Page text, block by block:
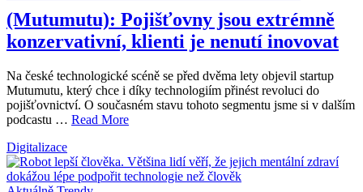
(Mutumutu): Pojišťovny jsou extrémně
konzervativní, klienti je nenutí inovovat
Na české technologické scéně se před dvěma lety objevil startup
Mutumutu, který chce i díky technologiím přinést revoluci do
pojišťovnictví. O současném stavu tohoto segmentu jsme si v dalším
podcastu … Read More
Digitalizace